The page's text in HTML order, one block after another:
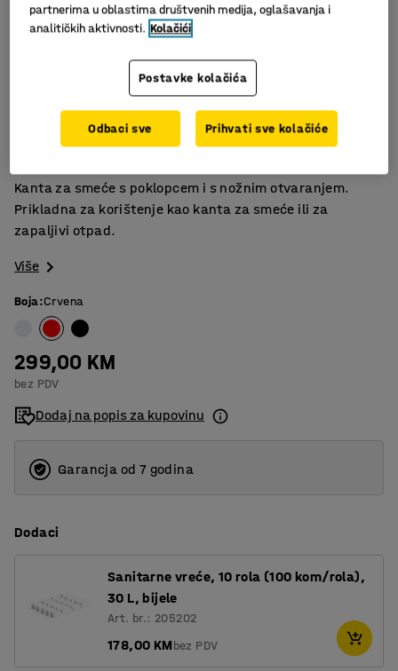
Zaštitni poklopac
Nožna pedala
Za zapaljivi otpad
Kanta za smeće s poklopcem i s nožnim otvaranjem.
Prikladna za korištenje kao kanta za smeće ili za
zapaljivi otpad.
Više
Boja:Crvena
299,00 KM
bez PDV
Dodaj na popis za kupovinu
Garancja od 7 godina
Dodaci
Sanitarne vreće, 10 rola (100 kom/rola),
30 L, bijele
Art. br.: 205202
178,00 KMbez PDV
partnerima u oblastima društvenih medija, oglašavanja i
analitičkih aktivnosti. Kolačići
Postavke kolačića
Odbaci sve Prihvati sve kolačiće